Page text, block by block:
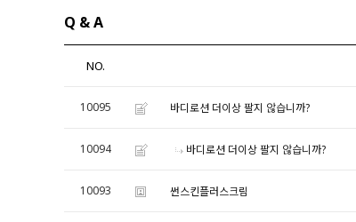
Q & A
NO.
10095 바디로션 더이상 팔지 않습니까?
10094 바디로션 더이상 팔지 않습니까?
10093 썬스킨플러스크림